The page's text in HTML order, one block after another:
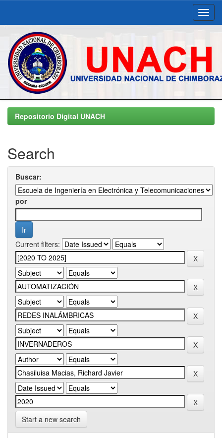
Skip
navigationRepositorio Digital UNACH
Search
Buscar:
por
Current filters:
Start a new search